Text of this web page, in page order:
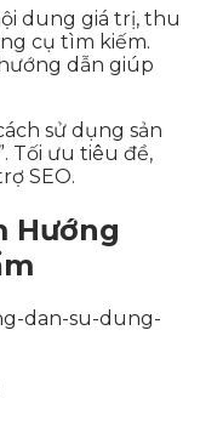
dung giá trị, thu
cụ tìm kiếm.
dẫn giúp
sử dụng sản
Tối ưu tiêu đề,
SEO.
Hướng